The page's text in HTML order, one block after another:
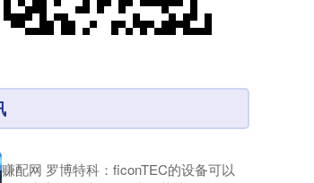
赚配网 罗博特科：ficonTEC的设备可以